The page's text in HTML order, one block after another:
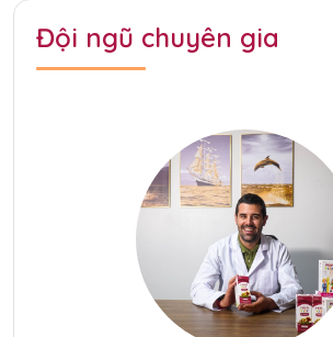
Đội ngũ chuyên gia